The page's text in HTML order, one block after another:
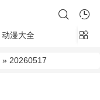
动漫大全
» 20260517